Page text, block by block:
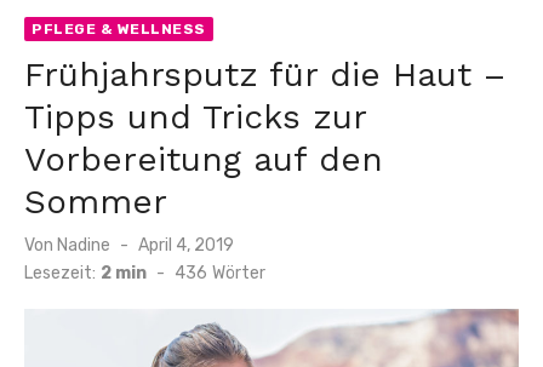
Edamame
PFLEGE & WELLNESS
Frühjahrsputz für die Haut –
Tipps und Tricks zur
Vorbereitung auf den
Sommer
Von Nadine
Veröffentlicht
am
April 4, 2019
Lesezeit: 2 min - 436 Wörter